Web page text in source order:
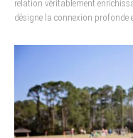
relation véritablement
désigne la connexion profonde